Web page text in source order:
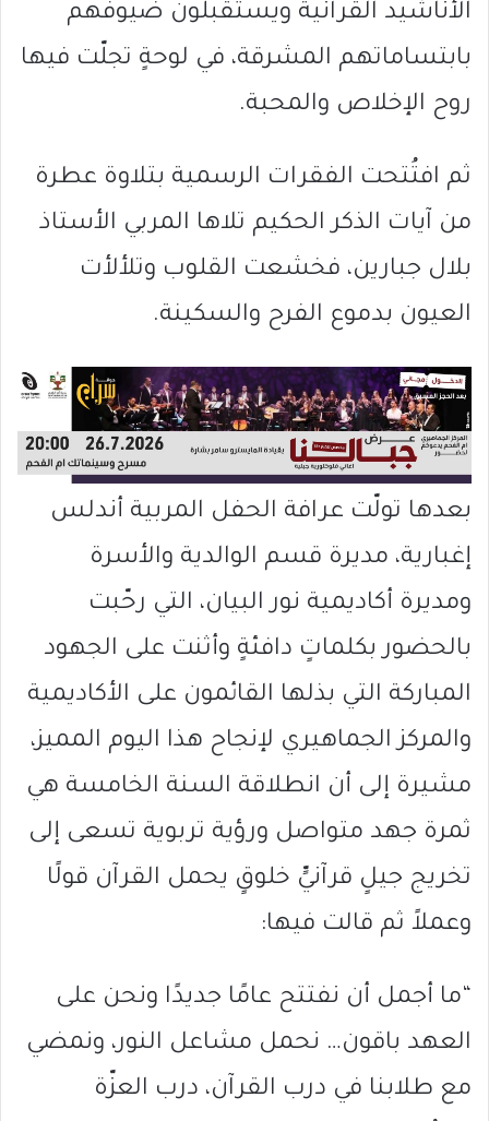
الأناشيد القرآنية ويستقبلون ضيوفهم
بابتساماتهم المشرقة، في لوحةٍ تجلّت فيها
روح الإخلاص والمحبة.
ثم افتُتحت الفقرات الرسمية بتلاوة عطرة
من آيات الذكر الحكيم تلاها المربي الأستاذ
بلال جبارين، فخشعت القلوب وتلألأت
العيون بدموع الفرح والسكينة.
بعدها تولّت عرافة الحفل المربية أندلس
إغبارية، مديرة قسم الوالدية والأسرة
ومديرة أكاديمية نور البيان، التي رحّبت
بالحضور بكلماتٍ دافئةٍ وأثنت على الجهود
المباركة التي بذلها القائمون على الأكاديمية
والمركز الجماهيري لإنجاح هذا اليوم المميز،
مشيرة إلى أن انطلاقة السنة الخامسة هي
ثمرة جهد متواصل ورؤية تربوية تسعى إلى
تخريج جيلٍ قرآنيٍّ خلوقٍ يحمل القرآن قولًا
وعملاً ثم قالت فيها:
“ما أجمل أن نفتتح عامًا جديدًا ونحن على
العهد باقون… نحمل مشاعل النور، ونمضي
مع طلابنا في درب القرآن، درب العزّة